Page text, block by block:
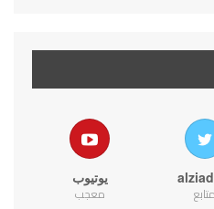
متابع
يوتيوب
معجب